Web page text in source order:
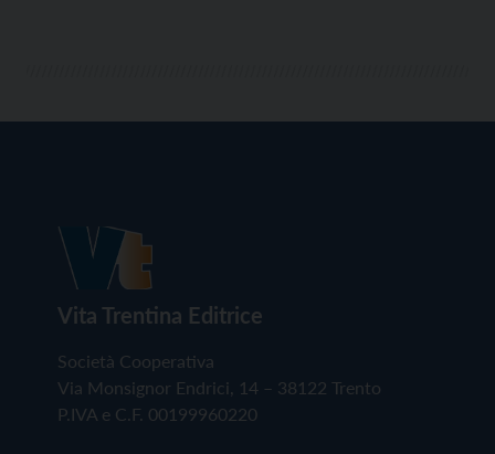
Vita Trentina Editrice
Società Cooperativa
Via Monsignor Endrici, 14 – 38122 Trento
P.IVA e C.F. 00199960220